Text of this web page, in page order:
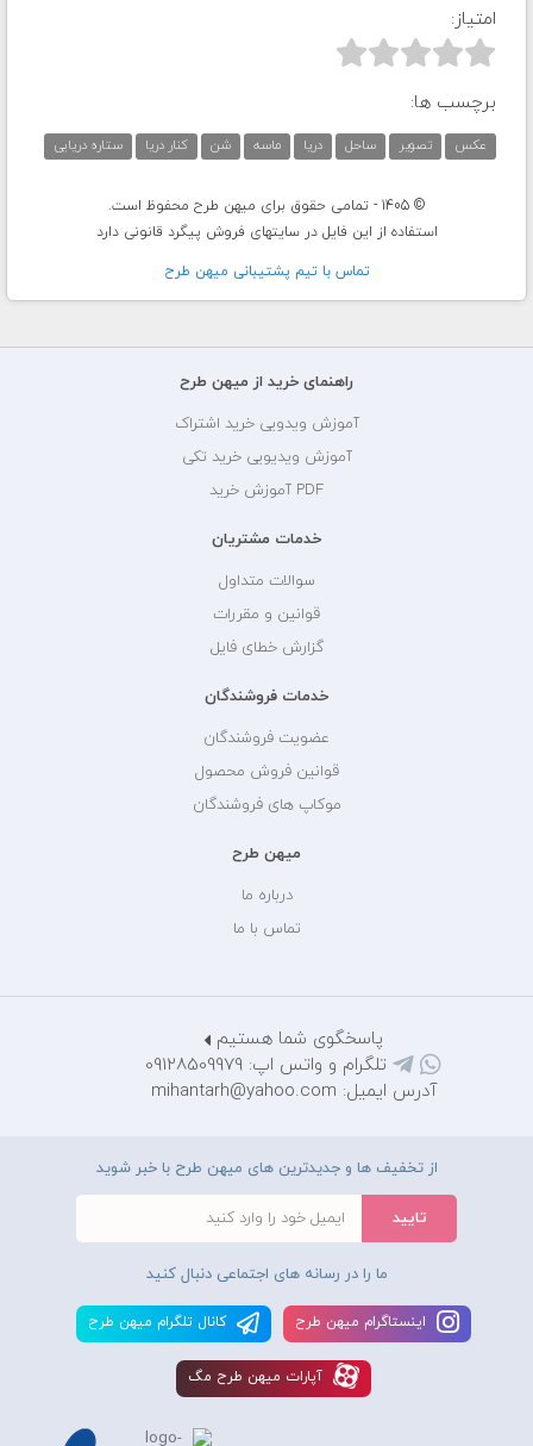
امتیاز:



برچسب ها:
عکس تصویر ساحل دریا ماسه شن کنار دریا ستاره دریایی
© 1405 - تمامی حقوق برای میهن طرح محفوظ است.
استفاده از این فایل در سایتهای فروش پیگرد قانونی دارد
تماس با تيم پشتيبانی ميهن طرح
راهنمای خرید از میهن طرح
آموزش ویدویی خرید اشتراک
آموزش ویدیویی خرید تکی
PDF آموزش خرید
خدمات مشتریان
سوالات متداول
قوانین و مقررات
گزارش خطای فایل
خدمات فروشندگان
عضویت فروشندگان
قوانین فروش محصول
موکاپ های فروشندگان
میهن طرح
درباره ما
تماس با ما
پاسخگوی شما هستیم
تلگرام و واتس اپ: 09128509979
آدرس ایمیل: mihantarh@yahoo.com
از تخفیف ها و جدیدترین های میهن طرح با خبر شوید
ما را در رسانه های اجتماعی دنبال کنید
اينستاگرام ميهن طرح کانال تلگرام ميهن طرح
آپارات ميهن طرح مگ